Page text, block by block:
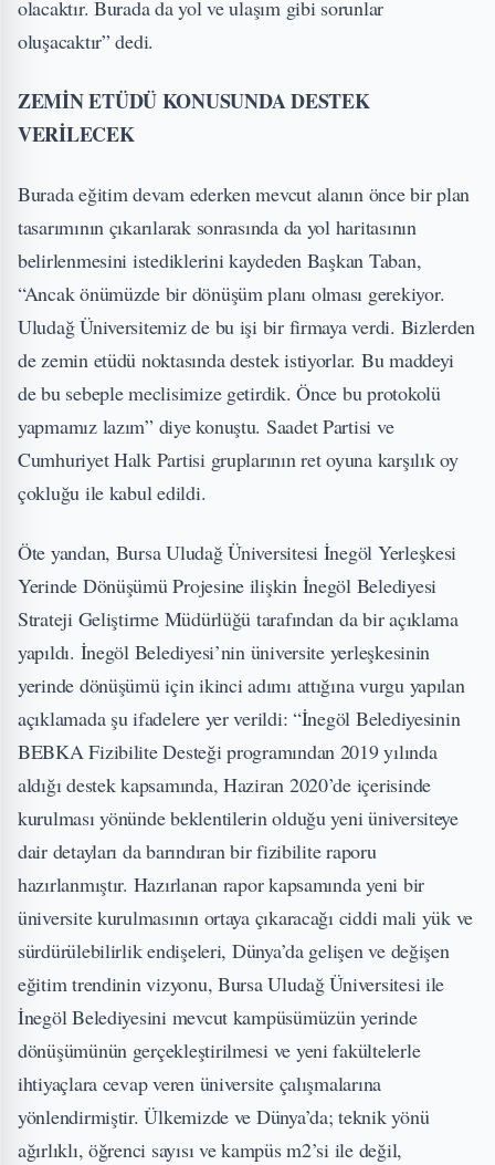
olacaktır. Burada da yol ve ulaşım gibi sorunlar
oluşacaktır” dedi.
ZEMİN ETÜDÜ KONUSUNDA DESTEK
VERİLECEK
Burada eğitim devam ederken mevcut alanın önce bir plan
tasarımının çıkarılarak sonrasında da yol haritasının
belirlenmesini istediklerini kaydeden Başkan Taban,
“Ancak önümüzde bir dönüşüm planı olması gerekiyor.
Uludağ Üniversitemiz de bu işi bir firmaya verdi. Bizlerden
de zemin etüdü noktasında destek istiyorlar. Bu maddeyi
de bu sebeple meclisimize getirdik. Önce bu protokolü
yapmamız lazım” diye konuştu. Saadet Partisi ve
Cumhuriyet Halk Partisi gruplarının ret oyuna karşılık oy
çokluğu ile kabul edildi.
Öte yandan, Bursa Uludağ Üniversitesi İnegöl Yerleşkesi
Yerinde Dönüşümü Projesine ilişkin İnegöl Belediyesi
Strateji Geliştirme Müdürlüğü tarafından da bir açıklama
yapıldı. İnegöl Belediyesi’nin üniversite yerleşkesinin
yerinde dönüşümü için ikinci adımı attığına vurgu yapılan
açıklamada şu ifadelere yer verildi: “İnegöl Belediyesinin
BEBKA Fizibilite Desteği programından 2019 yılında
aldığı destek kapsamında, Haziran 2020’de içerisinde
kurulması yönünde beklentilerin olduğu yeni üniversiteye
dair detayları da barındıran bir fizibilite raporu
hazırlanmıştır. Hazırlanan rapor kapsamında yeni bir
üniversite kurulmasının ortaya çıkaracağı ciddi mali yük ve
sürdürülebilirlik endişeleri, Dünya’da gelişen ve değişen
eğitim trendinin vizyonu, Bursa Uludağ Üniversitesi ile
İnegöl Belediyesini mevcut kampüsümüzün yerinde
dönüşümünün gerçekleştirilmesi ve yeni fakültelerle
ihtiyaçlara cevap veren üniversite çalışmalarına
yönlendirmiştir. Ülkemizde ve Dünya’da; teknik yönü
ağırlıklı, öğrenci sayısı ve kampüs m2’si ile değil,